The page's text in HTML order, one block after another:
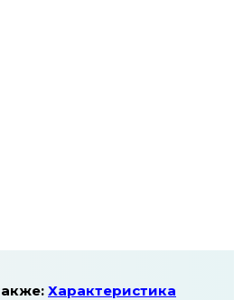
Характеристика